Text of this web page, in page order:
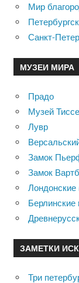
Мир
Санкт-
МУЗЕИ МИРА
Прадо
Музей
Лувр
Замок
Замок
Лондонские
Берлинские
ЗАМЕТКИ
Три